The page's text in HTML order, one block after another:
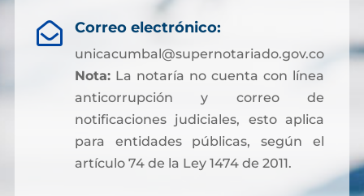
 Correo electrónico:
unicacumbal@supernotariado.gov.co
Nota:La notaría no cuenta con línea
anticorrupción y correo de
notificaciones judiciales, esto aplica
para entidades públicas, según el
artículo 74 de la Ley 1474 de 2011.